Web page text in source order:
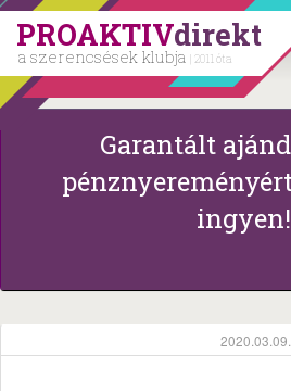
PROAKTIVdirekt
a szerencsések klubja | 2011 óta
Garantált
ingyen!